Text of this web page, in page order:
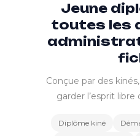
Jeune
toutes les
Conçue par des
garder l’esprit
Diplôme kiné